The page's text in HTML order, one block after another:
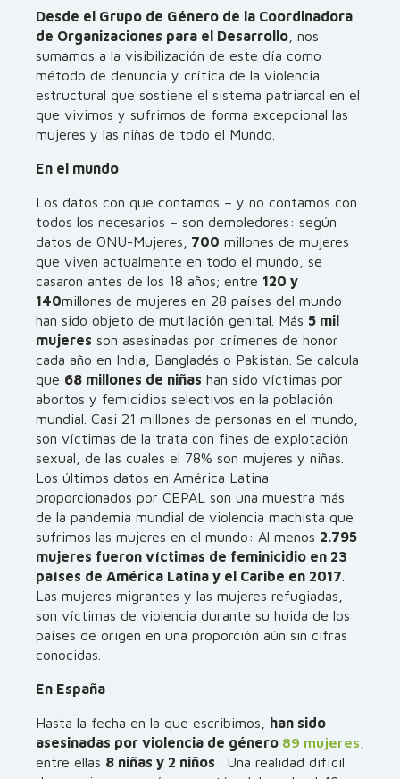
Desde el Grupo de Género de la Coordinadora
de Organizaciones para el Desarrollo , nos
sumamos a la visibilización de este día como
método de denuncia y crítica de la violencia
estructural que sostiene el sistema patriarcal en el
que vivimos y sufrimos de forma excepcional las
mujeres y las niñas de todo el Mundo.
En el mundo
Los datos con que contamos – y no contamos con
todos los necesarios – son demoledores: según
datos de ONU-Mujeres,
700 millones de mujeres
que viven actualmente en todo el mundo, se
casaron antes de los 18 años; entre 120 y
140millones de mujeres en 28 países del mundo
han sido objeto de mutilación genital. Más 5 mil
mujeres son asesinadas por crímenes de honor
cada año en India, Bangladés o Pakistán. Se calcula
que 68 millones de niñas han sido víctimas por
abortos y femicidios selectivos en la población
mundial. Casi 21 millones de personas en el mundo,
son víctimas de la trata con fines de explotación
sexual, de las cuales el 78% son mujeres y niñas.
Los últimos datos en América Latina
proporcionados por CEPAL son una muestra más
de la pandemia mundial de violencia machista que
sufrimos las mujeres en el mundo: Al menos 2.795
mujeres fueron víctimas de feminicidio en 23
países de América Latina y el Caribe en 2017
Las mujeres migrantes y las mujeres refugiadas,
son víctimas de violencia durante su huida de los
países de origen en una proporción aún sin cifras
conocidas.
En España
Hasta la fecha en la que escribimos, han sido
asesinadas por violencia de género 89 mujeres
entre ellas 8 niñas y 2 niños . Una realidad difícil